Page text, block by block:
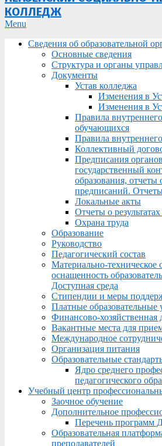
КОЛЛЕДЖ
Primary
Menu
Menu
Сведения об образовательной
Основные сведения
Структура и органы
Документы
Устав колледжа
Изменения в
Изменения в
Правила
обучающихся
Правила
Коллективный
Предписания
государственный
образования,
предписаний.
Локальные акты
Отчеты о
Охрана труда
Образование
Руководство
Педагогический состав
Материально-техническое
оснащенность
Доступная среда
Стипендии и меры
Платные образовательные
Финансово-хозяйственная
Вакантные места для
Международное
Организация питания
Образовательные
Ядро среднего
педагогического
Учебный центр
Заочное обучение
Дополнительное
Перечень программ
Образовательная
преподавателей